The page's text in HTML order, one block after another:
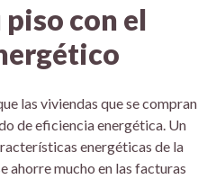
con el
las viviendas que se compran
de eficiencia energética. Un
energéticas de la
ahorre mucho en las facturas